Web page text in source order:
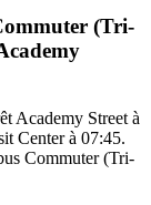
(Tri-
Academy Street à
Center à 07:45.
Commuter (Tri-